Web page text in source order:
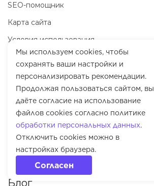
Мы используем cookies, чтобы
сохранять ваши настройки и
персонализировать рекомендации.
Продолжая пользоваться сайтом, вы
даёте согласие на использование
файлов cookies согласно политике
обработки персональных данных.
Отключить cookies можно в
настройках браузера.
Согласен
Блог
SEO-помощник
Карта сайта
Условия использования
Контакты
8 800 700-59-30
support@rookee.ru
Служба поддержки
Справка
Словарь маркетолога